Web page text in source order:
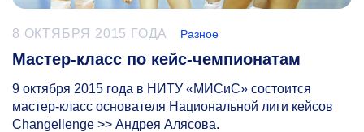
8 ОКТЯБРЯ 2015 ГОДА Разное
Мастер-класс по кейс-чемпионатам
9 октября 2015 года в НИТУ «МИСиС» состоится
мастер-класс основателя Национальной лиги кейсов
Changellenge >> Андрея Алясова.